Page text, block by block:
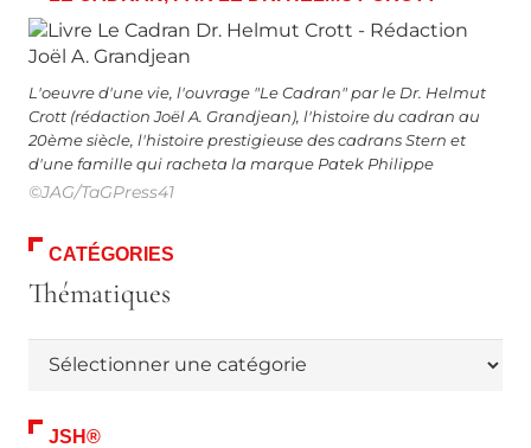
L'oeuvre d'une vie, l'ouvrage "Le Cadran" par le Dr. Helmut
Crott (rédaction Joël A. Grandjean), l'histoire du cadran au
20ème siècle, l'histoire prestigieuse des cadrans Stern et
d'une famille qui racheta la marque Patek Philippe
©JAG/TaGPress41
CATÉGORIES
Thématiques
JSH®